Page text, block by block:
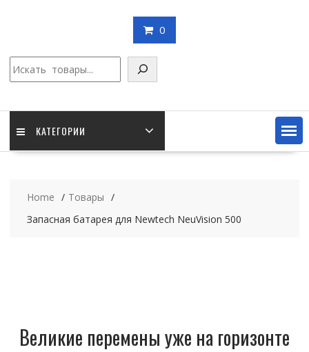
0
КАТЕГОРИИ
Home
Товары
Запасная батарея для Newtech NeuVision 500
Великие перемены уже на горизонте